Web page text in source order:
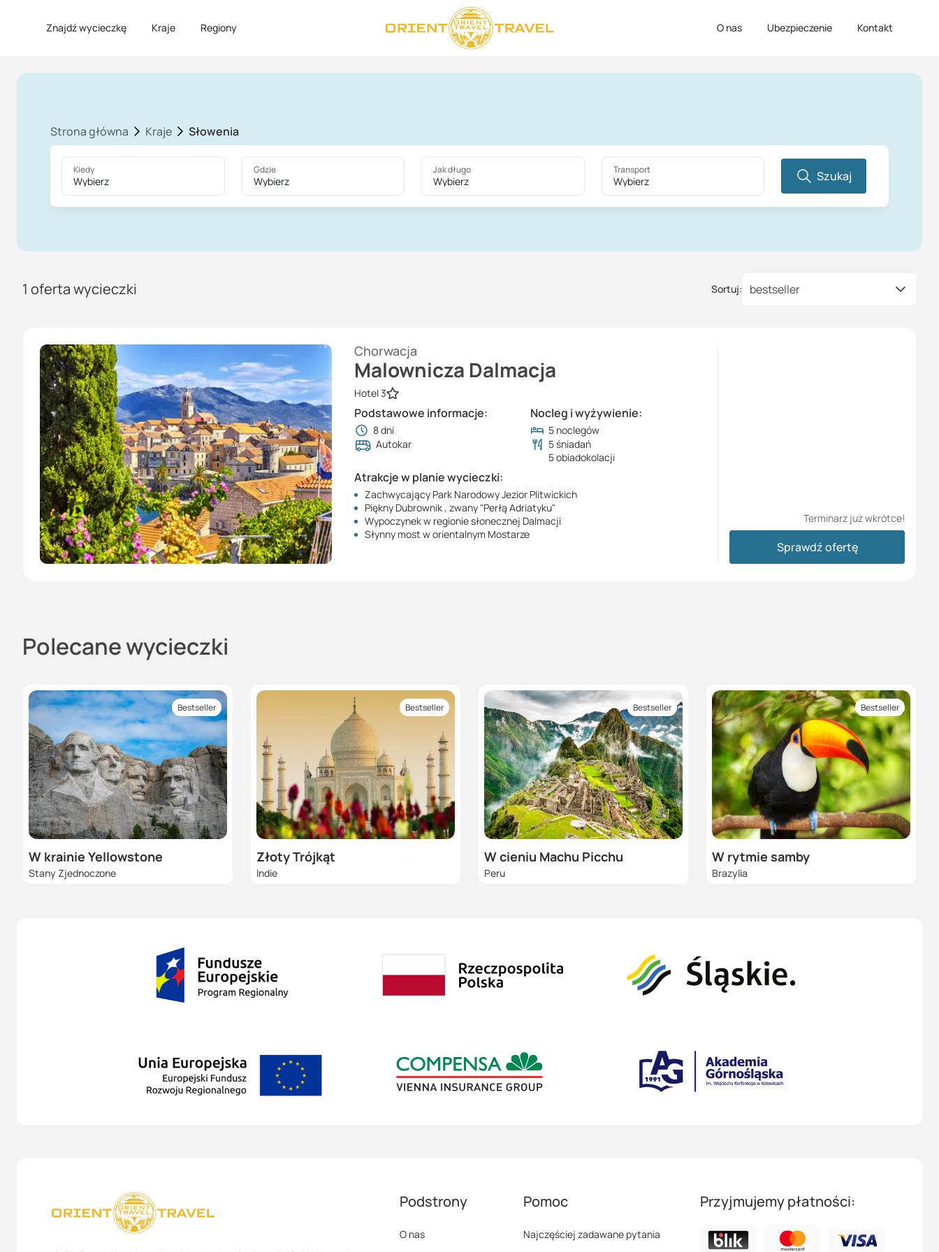
Znajdź wycieczkę Kraje Regiony O nas Ubezpieczenie Kontakt
Strona główna Kraje Słowenia
Kiedy
Wybierz
Gdzie
Wybierz
Jak długo
Wybierz
Transport
Wybierz Szukaj
1 oferta wycieczki Sortuj: bestseller
Malownicza Dalmacja
Chorwacja
Hotel 3
Podstawowe informacje:
8dni
Autokar
Nocleg i wyżywienie:
5 noclegów
5 śniadań
5 obiadokolacji
Atrakcje w planie wycieczki:
Zachwycający Park Narodowy Jezior Plitwickich
Piękny Dubrownik , zwany "Perłą Adriatyku"
Wypoczynek w regionie słonecznej Dalmacji
Słynny most w orientalnym Mostarze
Terminarz już wkrótce!
Sprawdź ofertę
Polecane wycieczki
Bestseller
W krainie Yellowstone
Stany Zjednoczone
Bestseller
Złoty Trójkąt
Indie
Bestseller
W cieniu Machu Picchu
Peru
Bestseller
W rytmie samby
Brazylia
Podstrony
O nas
Pomoc
Najczęściej zadawane pytania
Przyjmujemy płatności: